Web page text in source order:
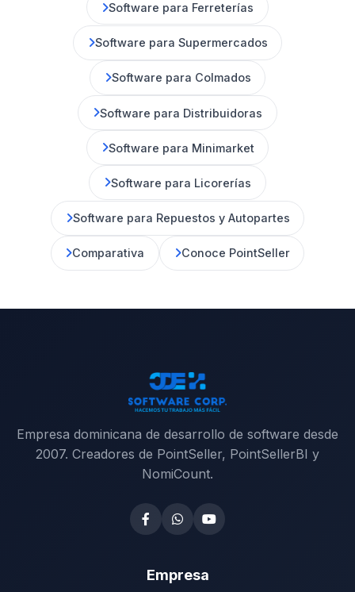
Software para Ferreterías
Software para Supermercados
Software para Colmados
Software para Distribuidoras
Software para Minimarket
Software para Licorerías
Software para Repuestos y Autopartes
Comparativa Conoce PointSeller
Empresa dominicana de desarrollo de software desde
2007. Creadores de PointSeller, PointSellerBI y
NomiCount.
Empresa